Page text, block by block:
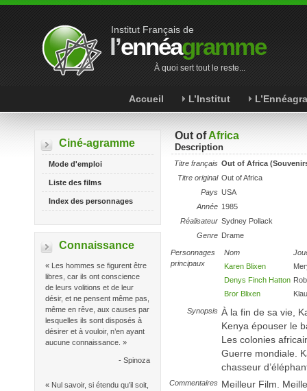
Institut Français de
l’ennéagramme
À quoi sert tout le reste...
Accueil L’Institut
Ciné-agramme
Mode d'emploi
Liste des films
Index des personnages
Connaissance
« Les hommes se figurent être
libres, car ils ont conscience
de leurs volitions et de leur
désir, et ne pensent même pas,
même en rêve, aux causes par
lesquelles ils sont disposés à
désirer et à vouloir, n’en ayant
aucune connaissance. »
- Spinoza
« Nul savoir, si étendu qu’il soit,
Out ofAfrica
Description
Titre français Out of Africa
Titre original Out of Africa
Pays USA
Année 1985
Réalisateur Sydney Pollack
Genre Drame
Personnages
principaux
Nom
Karen Blixen
Denys Finch Hatton
Bror Blixen
Synopsis À la fin de sa vie,
Kenya épouser le
Les colonies
Guerre mondiale.
chasseur
Commentaires Meilleur Film.